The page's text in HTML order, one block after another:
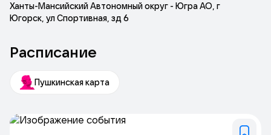
время и занимаются в творческих коллективах и клубах
любительских объединений подростки, молодежь, взрослое
народного творчества югорчан.
Ханты-Мансийский Автономный округ - Югра АО, г
Югорск, ул Спортивная, зд 6
Расписание
Пушкинская карта